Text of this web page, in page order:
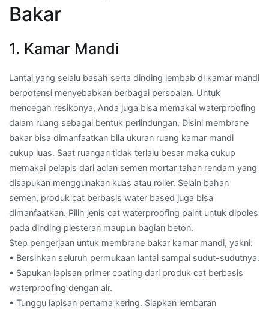
Bakar
1. Kamar Mandi
Lantai yang selalu basah serta dinding lembab di kamar mandi
berpotensi menyebabkan berbagai persoalan. Untuk
mencegah resikonya, Anda juga bisa memakai waterproofing
dalam ruang sebagai bentuk perlindungan. Disini membrane
bakar bisa dimanfaatkan bila ukuran ruang kamar mandi
cukup luas. Saat ruangan tidak terlalu besar maka cukup
memakai pelapis dari acian semen mortar tahan rendam yang
disapukan menggunakan kuas atau roller. Selain bahan
semen, produk cat berbasis water based juga bisa
dimanfaatkan. Pilih jenis cat waterproofing paint untuk dipoles
pada dinding plesteran maupun bagian beton.
Step pengerjaan untuk membrane bakar kamar mandi, yakni:
• Bersihkan seluruh permukaan lantai sampai sudut-sudutnya.
• Sapukan lapisan primer coating dari produk cat berbasis
waterproofing dengan air.
• Tunggu lapisan pertama kering. Siapkan lembaran